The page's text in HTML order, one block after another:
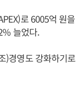
로 6005억 원을
늘었다.
)경영도 강화하기로